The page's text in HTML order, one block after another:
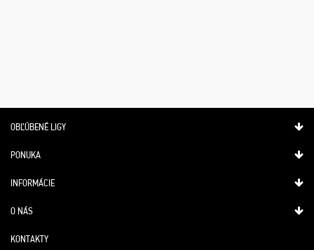
OBĽÚBENÉ LIGY
PONUKA
INFORMÁCIE
O NÁS
KONTAKTY